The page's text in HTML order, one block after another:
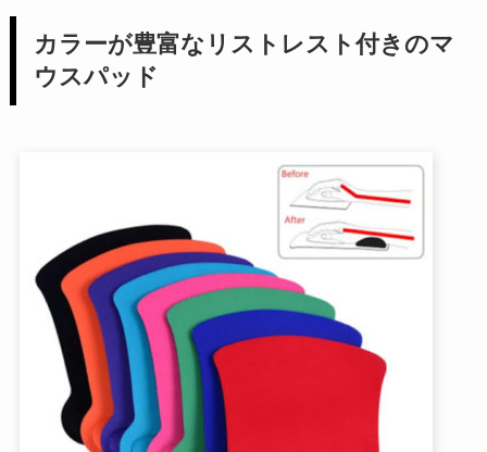
カラーが豊富なリストレスト付きのマ
ウスパッド